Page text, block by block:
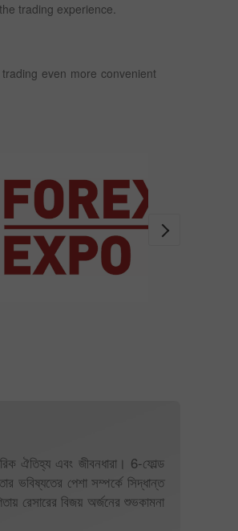
trading experience.
even more convenient
ঐতিহ্য এবং জীবনধারা। 6-ফোল্ড
ভবিষ্যতের পেশা সম্পর্কে সিদ্ধান্ত
রেসারের বিজয় অর্জনের শুভকামনা